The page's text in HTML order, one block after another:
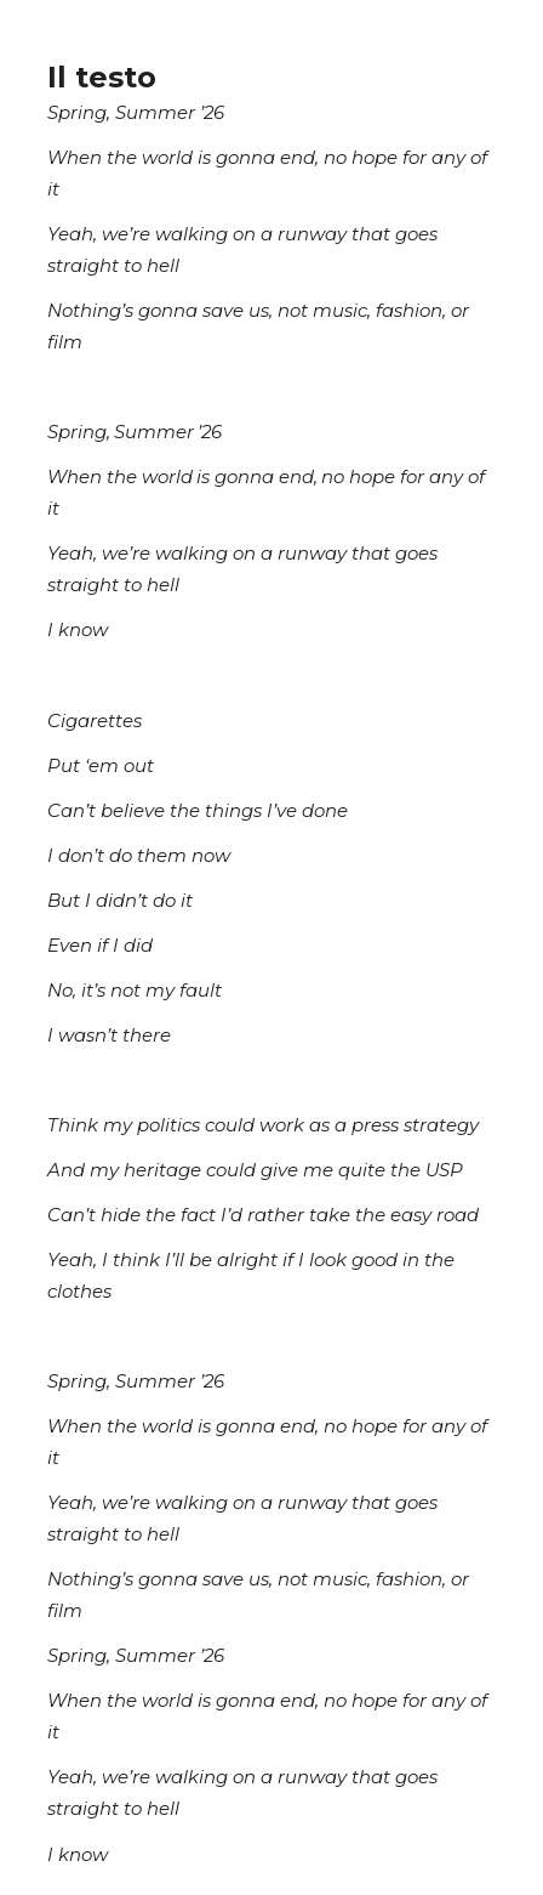
Il testo
Spring, Summer ’26
When the world is gonna end, no hope for any of
it
Yeah, we’re walking on a runway that goes
straight to hell
Nothing’s gonna save us, not music, fashion, or
film
Spring, Summer ’26
When the world is gonna end, no hope for any of
it
Yeah, we’re walking on a runway that goes
straight to hell
I know
Cigarettes
Put ‘em out
Can’t believe the things I’ve done
I don’t do them now
But I didn’t do it
Even if I did
No, it’s not my fault
I wasn’t there
Think my politics could work as a press strategy
And my heritage could give me quite the USP
Can’t hidе the fact I’d rather take thе easy road
Yeah, I think I’ll be alright if I look good in the
clothes
Spring, Summer ’26
When the world is gonna end, no hope for any of
it
Yeah, we’re walking on a runway that goes
straight to hell
Nothing’s gonna save us, not music, fashion, or
film
Spring, Summer ’26
When the world is gonna end, no hope for any of
it
Yeah, we’re walking on a runway that goes
straight to hell
I know